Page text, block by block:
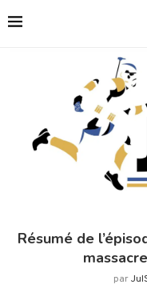
Résumé de
par